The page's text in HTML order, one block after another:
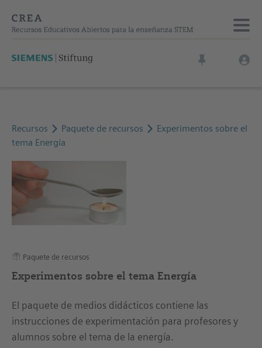
Recursos Paquete de recursos
Experimentos sobre el
tema Energía
Paquete de recursos
Experimentos sobre el tema Energía
El paquete de medios didácticos contiene las
instrucciones de experimentación para profesores y
alumnos sobre el tema de la energía.